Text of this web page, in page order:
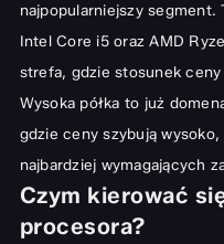
najpopularniejszy segment.
Intel Core i5 oraz AMD
strefa, gdzie stosunek
Wysoka półka to już
gdzie ceny szybują
najbardziej wymagających
Czym kierować
procesora?